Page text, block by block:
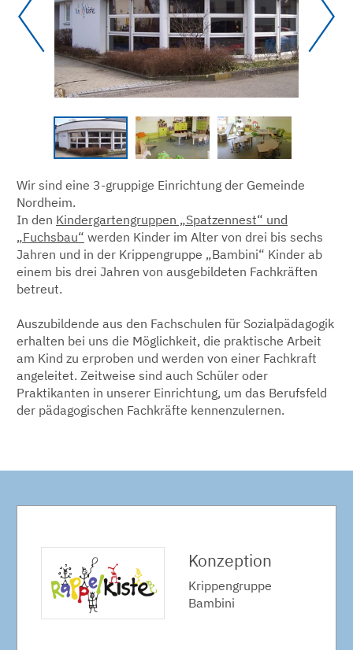
Wir sind eine 3-gruppige Einrichtung der Gemeinde
Nordheim.
In den Kindergartengruppen „Spatzennest“ und
„Fuchsbau“ werden Kinder im Alter von drei bis sechs
Jahren und in der Krippengruppe „Bambini“ Kinder ab
einem bis drei Jahren von ausgebildeten Fachkräften
betreut.
Auszubildende aus den Fachschulen für Sozialpädagogik
erhalten bei uns die Möglichkeit, die praktische Arbeit
am Kind zu erproben und werden von einer Fachkraft
angeleitet. Zeitweise sind auch Schüler oder
Praktikanten in unserer Einrichtung, um das Berufsfeld
der pädagogischen Fachkräfte kennenzulernen.
Konzeption
Krippengruppe
Bambini